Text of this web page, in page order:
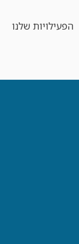
הפעילויות שלנו